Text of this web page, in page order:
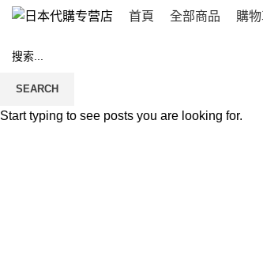
首頁 全部商品 購
Click to enlarge
SEARCH
Start typing to see posts you are looking for.